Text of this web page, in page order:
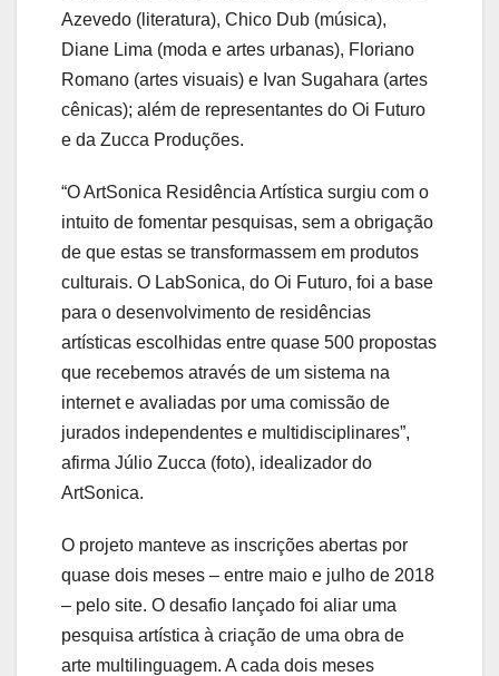
Azevedo (literatura), Chico Dub (música),
Diane Lima (moda e artes urbanas), Floriano
Romano (artes visuais) e Ivan Sugahara (artes
cênicas); além de representantes do Oi Futuro
e da Zucca Produções.
“O ArtSonica Residência Artística surgiu com o
intuito de fomentar pesquisas, sem a obrigação
de que estas se transformassem em produtos
culturais. O LabSonica, do Oi Futuro, foi a base
para o desenvolvimento de residências
artísticas escolhidas entre quase 500 propostas
que recebemos através de um sistema na
internet e avaliadas por uma comissão de
jurados independentes e multidisciplinares”,
afirma Júlio Zucca (foto), idealizador do
ArtSonica.
O projeto manteve as inscrições abertas por
quase dois meses – entre maio e julho de 2018
– pelo site. O desafio lançado foi aliar uma
pesquisa artística à criação de uma obra de
arte multilinguagem. A cada dois meses